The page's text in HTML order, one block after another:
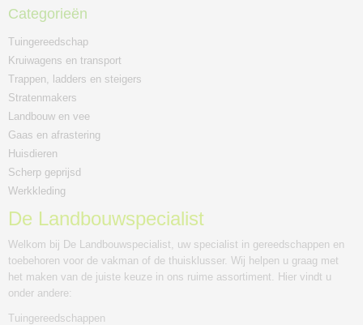
Categorieën
Tuingereedschap
Kruiwagens en transport
Trappen, ladders en steigers
Stratenmakers
Landbouw en vee
Gaas en afrastering
Huisdieren
Scherp geprijsd
Werkkleding
De Landbouwspecialist
Welkom bij De Landbouwspecialist, uw specialist in gereedschappen en
toebehoren voor de vakman of de thuisklusser. Wij helpen u graag met
het maken van de juiste keuze in ons ruime assortiment. Hier vindt u
onder andere:
Tuingereedschappen